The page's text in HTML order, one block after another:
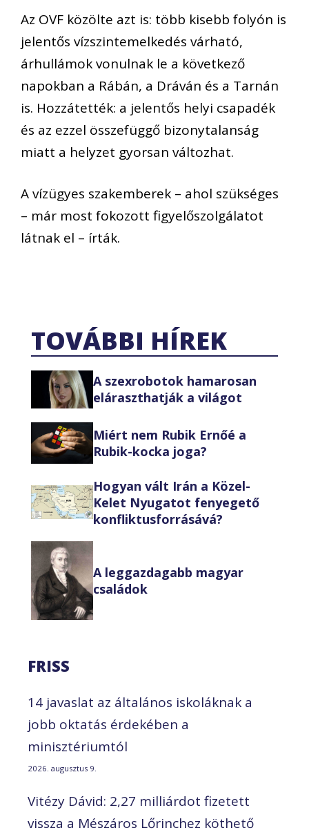
Az OVF közölte azt is: több kisebb folyón is
jelentős vízszintemelkedés várható,
árhullámok vonulnak le a következő
napokban a Rábán, a Dráván és a Tarnán
is. Hozzátették: a jelentős helyi csapadék
és az ezzel összefüggő bizonytalanság
miatt a helyzet gyorsan változhat.
A vízügyes szakemberek – ahol szükséges
– már most fokozott figyelőszolgálatot
látnak el – írták.
TOVÁBBI HÍREK
A szexrobotok hamarosan
eláraszthatják a világot
Miért nem Rubik Ernőé a
Rubik-kocka joga?
Hogyan vált Irán a Közel-
Kelet Nyugatot fenyegető
konfliktusforrásává?
A leggazdagabb magyar
családok
FRISS
14 javaslat az általános iskoláknak a
jobb oktatás érdekében a
minisztériumtól
2026. augusztus 9.
Vitézy Dávid: 2,27 milliárdot fizetett
vissza a Mészáros Lőrinchez köthető